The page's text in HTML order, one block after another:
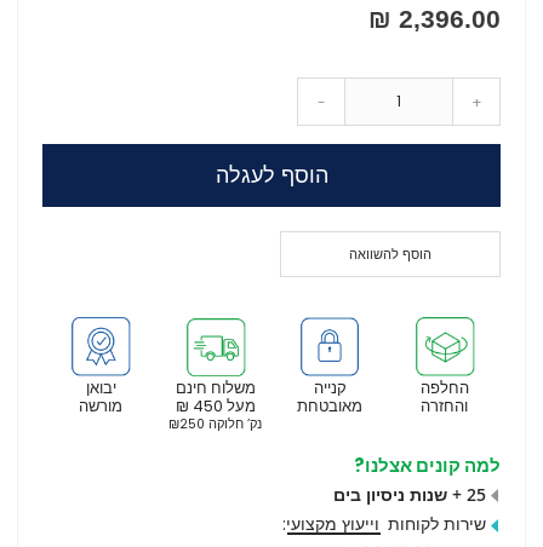
2,396.00 ₪
- +
הוסף לעגלה
הוסף להשוואה
יבואן
מורשה
משלוח חינם
מעל 450 ₪
נק’ חלוקה ₪250
קנייה
מאובטחת
החלפה
והחזרה
למה קונים אצלנו?
25 + שנות ניסיון בים
שירות לקוחות וייעוץ מקצועי: